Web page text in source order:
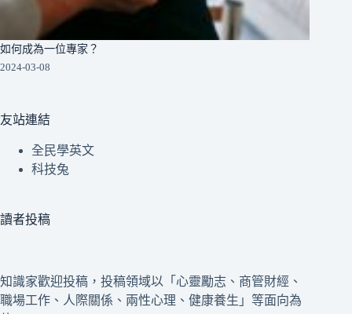
如何成為一位專家？
2024-03-08
友站連結
全民學英文
科技兔
讀者投稿
知識家歡迎投稿，投稿領域以「心靈勵志、商管財經、
職場工作、人際關係、兩性心理、健康養生」等面向為